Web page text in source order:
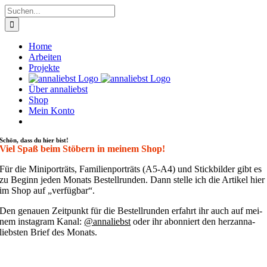
Zum
Inhalt
springen
Suche
nach:
Home
Arbeiten
Projekte
Über annaliebst
Shop
Mein Konto
Schön, dass du hier bist!
Viel Spaß beim Stöbern in meinem Shop!
Für die Mini­por­träts, Fami­li­en­por­träts (A5-A4) und Stick­bil­der gibt es
zu Beginn jeden Monats Bestell­run­den. Dann stel­le ich die Arti­kel hier
im Shop auf „ver­füg­bar“.
Den genau­en Zeit­punkt für die Bestell­run­den erfahrt ihr auch auf mei­
nem insta­gram Kanal: @annaliebst oder ihr abon­niert den her­zan­na­
liebs­ten Brief des Monats.